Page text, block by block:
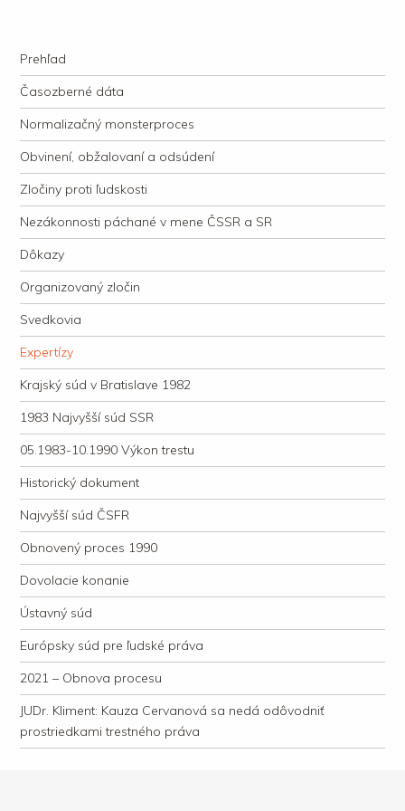
justície
Navigation
Skip to content
Prehľad
Časozberné dáta
Normalizačný monsterproces
Obvinení, obžalovaní a odsúdení
Zločiny proti ľudskosti
Nezákonnosti páchané v mene ČSSR a SR
Dôkazy
Organizovaný zločin
Svedkovia
Expertízy
Krajský súd v Bratislave 1982
1983 Najvyšší súd SSR
05.1983-10.1990 Výkon trestu
Historický dokument
Najvyšší súd ČSFR
Obnovený proces 1990
Dovolacie konanie
Ústavný súd
Európsky súd pre ľudské práva
2021 – Obnova procesu
JUDr. Kliment: Kauza Cervanová sa nedá odôvodniť
prostriedkami trestného práva